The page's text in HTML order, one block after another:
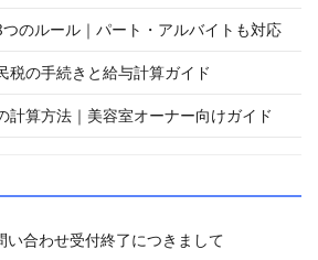
のルール｜パート・アルバイトも対応
税の手続きと給与計算ガイド
計算方法｜美容室オーナー向けガイド
い合わせ受付終了につきまして